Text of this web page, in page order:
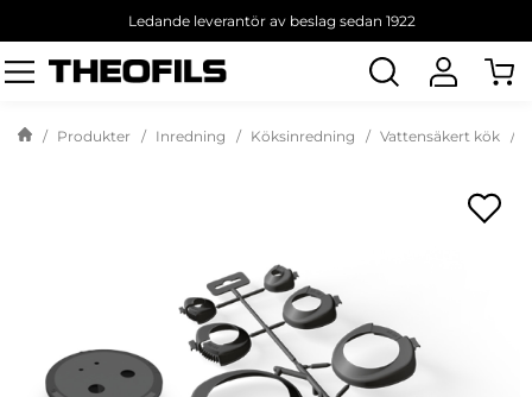
Ledande leverantör av beslag sedan 1922
Sök
produkt
Produkter Inredning Köksinredning Vattensäkert kök